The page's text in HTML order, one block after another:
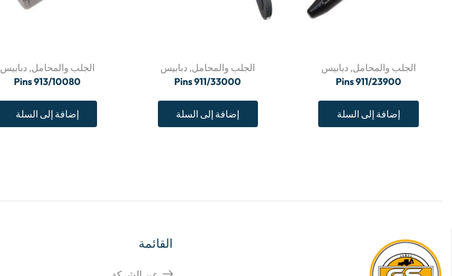
الجلب والمحامل, دبابيس
Pins 911/23900
إضافة إلى السلة
الجلب والمحامل, دبابيس
Pins 911/33000
إضافة إلى السلة
الجلب والمحامل, دبابيس
Pins 913/10080
إضافة إلى السلة
القائمة